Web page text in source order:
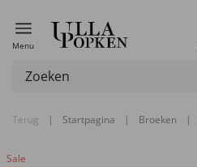
Menu
Terug | Startpagina | Broeken |
Sale